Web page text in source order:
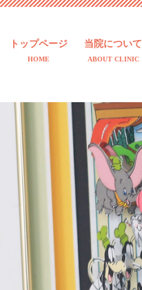
トップページ
HOME
当院について
ABOUT CLINIC